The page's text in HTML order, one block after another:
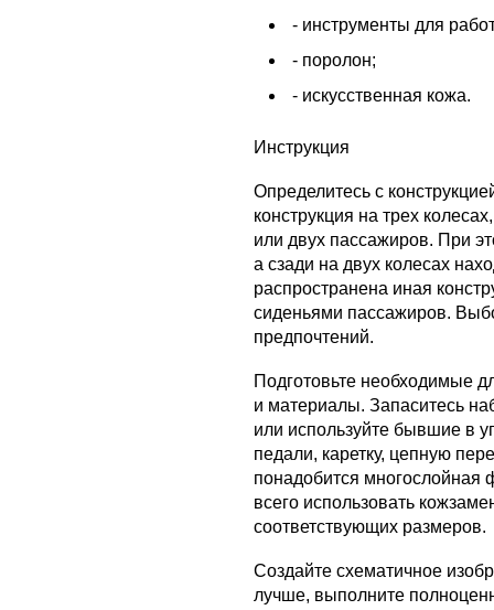
- инструменты для
- поролон;
- искусственная кожа.
Инструкция
Определитесь с
конструкция на трех
или двух пассажиров. При
а сзади на двух колесах
распространена иная
сиденьями пассажиров.
предпочтений.
Подготовьте необходимые
и материалы. Запаситесь
или используйте бывшие в
педали, каретку, цепную
понадобится многослойная
всего использовать
соответствующих размеров.
Создайте схематичное
лучше, выполните